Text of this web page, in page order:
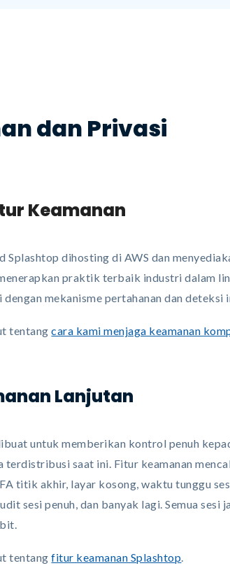
dan Privasi
Keamanan
dihosting di AWS dan
praktik terbaik industri dalam
mekanisme pertahanan dan
tentangcara kami menjaga keamanan
Lanjutan
untuk memberikan kontrol penuh
terdistribusi saat ini. Fitur keamanan
titik akhir, layar kosong, waktu tunggu
sesi penuh, dan banyak lagi. Semua
tentangfitur keamanan Splashtop.